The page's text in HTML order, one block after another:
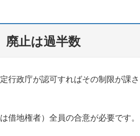
廃止は過半数
行政庁が認可すればその制限が課さ
借地権者）全員の合意が必要です。